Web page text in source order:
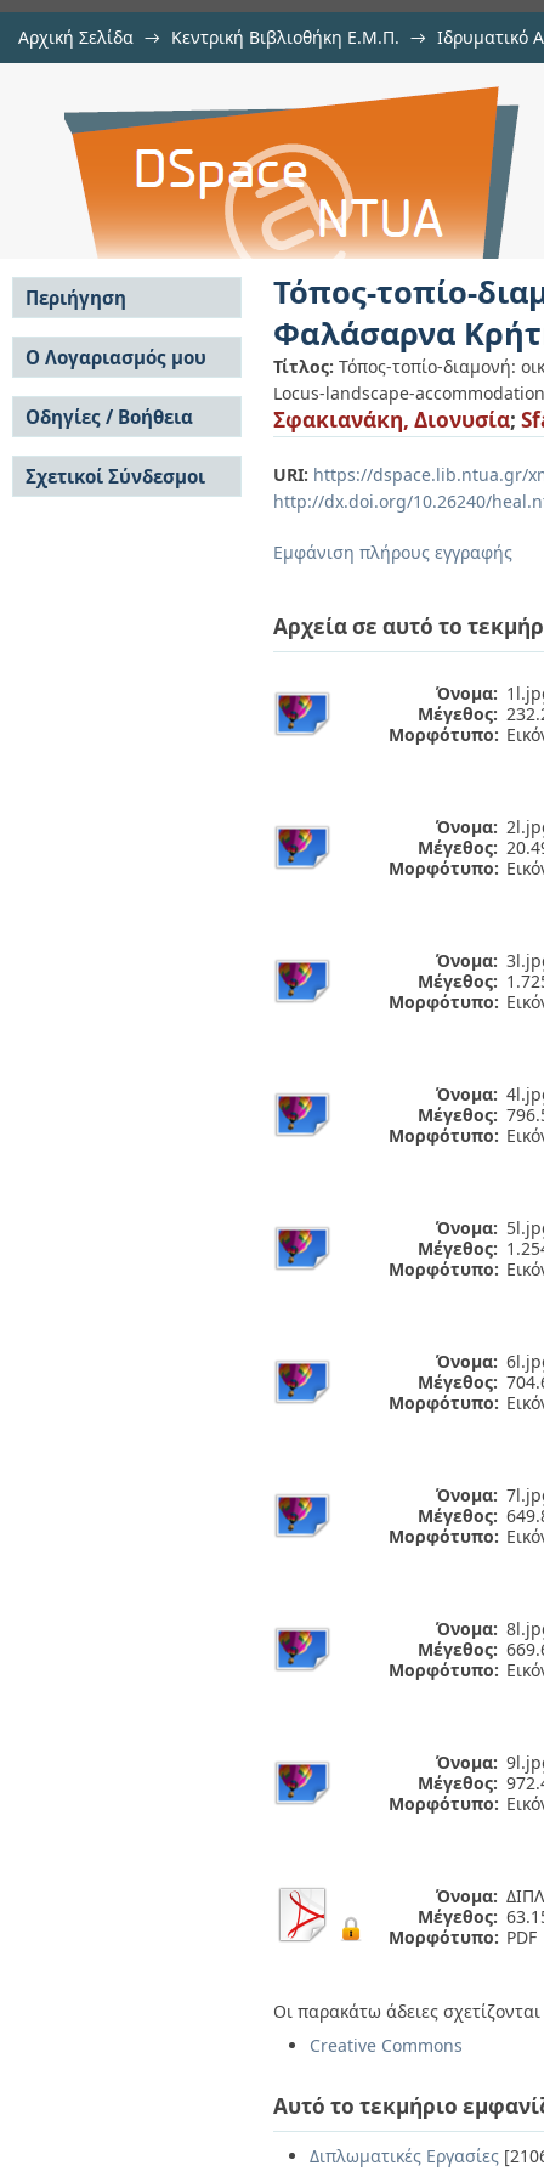
Αρχική Σελίδα → Κεντρική Βιβλιοθήκη Ε.Μ.Π. → Ιδρυματικό
Τόπος-τοπίο-διαμονή:
Τόπος-τοπίο-
Φαλάσαρνα
Τίτλος: Τόπος-τοπίο-διαμονή:
Locus-landscape-
Σφακιανάκη, Διονυσία;
URI: https://dspace.lib.ntua.gr/
http://dx.doi.org/10.26240/
Εμφάνιση πλήρους εγγραφής
Αρχεία σε αυτό το
Όνομα:
Μέγεθος:
Μορφότυπο:
Όνομα:
Μέγεθος:
Μορφότυπο:
Όνομα:
Μέγεθος:
Μορφότυπο:
Όνομα:
Μέγεθος:
Μορφότυπο:
Όνομα:
Μέγεθος:
Μορφότυπο:
Όνομα:
Μέγεθος:
Μορφότυπο:
Όνομα:
Μέγεθος:
Μορφότυπο:
Όνομα:
Μέγεθος:
Μορφότυπο:
Όνομα:
Μέγεθος:
Μορφότυπο:
Όνομα:
Μέγεθος:
Μορφότυπο: PDF
Οι παρακάτω άδειες
Creative Commons
Αυτό το τεκμήριο
Διπλωματικές Εργασίες
Περιήγηση
Σε όλο το DSpace
Κοινότητες & Συλλογές
Ανά Ημερομηνία
Έκδοσης
Συγγραφείς
Τίτλοι
Θέματα
Ο Λογαριασμός μου
Σύνδεση
Εγγραφή
Οδηγίες / Βοήθεια
Οδηγίες Υποβολής
Οδηγίες Χρήσης ΙΑ
Συχνές Ερωτήσεις
Σχετικοί Σύνδεσμοι